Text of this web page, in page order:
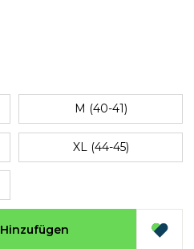
M (40-41)
XL (44-45)
Hinzufügen